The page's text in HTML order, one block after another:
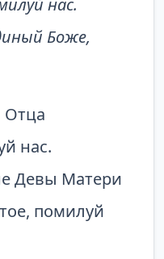
нас.
Боже,
Отца
нас.
Девы Матери
помилуй